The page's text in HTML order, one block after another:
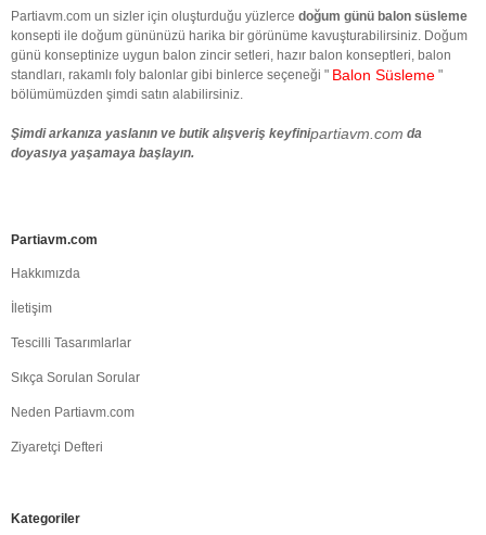
Partiavm.com un sizler için oluşturduğu yüzlerce doğum günü balon süsleme
konsepti ile doğum gününüzü harika bir görünüme kavuşturabilirsiniz. Doğum
günü konseptinize uygun balon zincir setleri, hazır balon konseptleri, balon
standları, rakamlı foly balonlar gibi binlerce seçeneği " Balon Süsleme "
bölümümüzden şimdi satın alabilirsiniz.
Şimdi arkanıza yaslanın ve butik alışveriş keyfinipartiavm.com da
doyasıya yaşamaya başlayın.
Partiavm.com
Hakkımızda
İletişim
Tescilli Tasarımlarlar
Sıkça Sorulan Sorular
Neden Partiavm.com
Ziyaretçi Defteri
Kategoriler